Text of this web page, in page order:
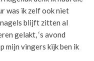
was ik zelf ook niet
blijft zitten al
gelakt, ‘s avond
mijn vingers kijk ben ik